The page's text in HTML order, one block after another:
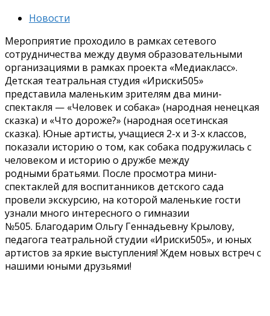
Новости
Мероприятие проходило в рамках сетевого
сотрудничества между двумя образовательными
организациями в рамках проекта «Медиакласс».
Детская театральная студия «Ириски505»
представила маленьким зрителям два мини-
спектакля — «Человек и собака» (народная ненецкая
сказка) и «Что дороже?» (народная осетинская
сказка). Юные артисты, учащиеся 2-х и 3-х классов,
показали историю о том, как собака подружилась с
человеком и историю о дружбе между
родными братьями. После просмотра мини-
спектаклей для воспитанников детского сада
провели экскурсию, на которой маленькие гости
узнали много интересного о гимназии
№505. Благодарим Ольгу Геннадьевну Крылову,
педагога театральной студии «Ириски505», и юных
артистов за яркие выступления! Ждем новых встреч с
нашими юными друзьями!